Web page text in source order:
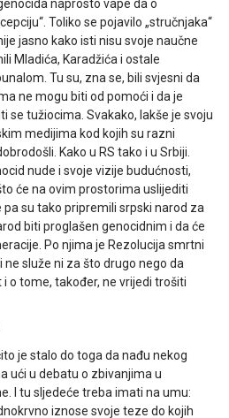
naprosto vape da o
Toliko se pojavilo „stručnjaka“
jasno kako isti nisu svoje naučne
Mladića, Karadžića i ostale
Tu su, zna se, bili svjesni da
ne mogu biti od pomoći i da je
se tužiocima. Svakako, lakše je svoju
medijima kod kojih su razni
Kako u RS tako i u Srbiji.
nude i svoje vizije budućnosti,
će na ovim prostorima uslijediti
su tako pripremili srpski narod za
biti proglašen genocidnim i da će
Po njima je Rezolucija smrtni
ne služe ni za što drugo nego da
i o tome, također, ne vrijedi trošiti
je stalo do toga da nađu nekog
ući u debatu o zbivanjima u
I tu sljedeće treba imati na umu:
iznose svoje teze do kojih